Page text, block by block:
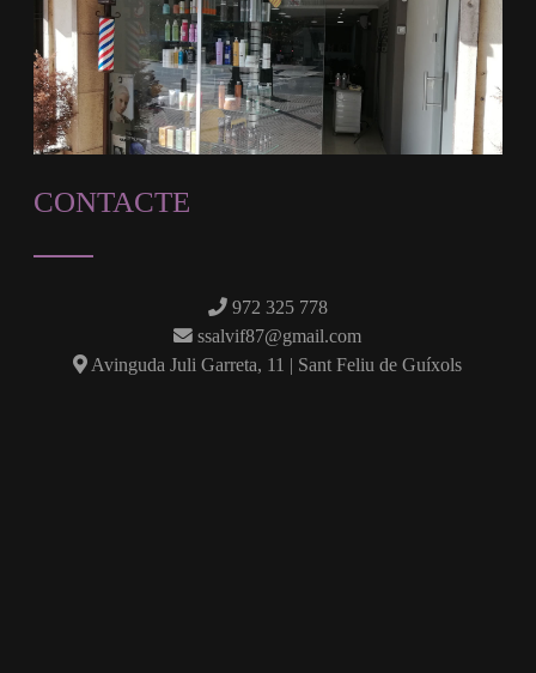
CONTACTE
972 325 778
ssalvif87@gmail.com
Avinguda Juli Garreta, 11 | Sant Feliu de Guíxols